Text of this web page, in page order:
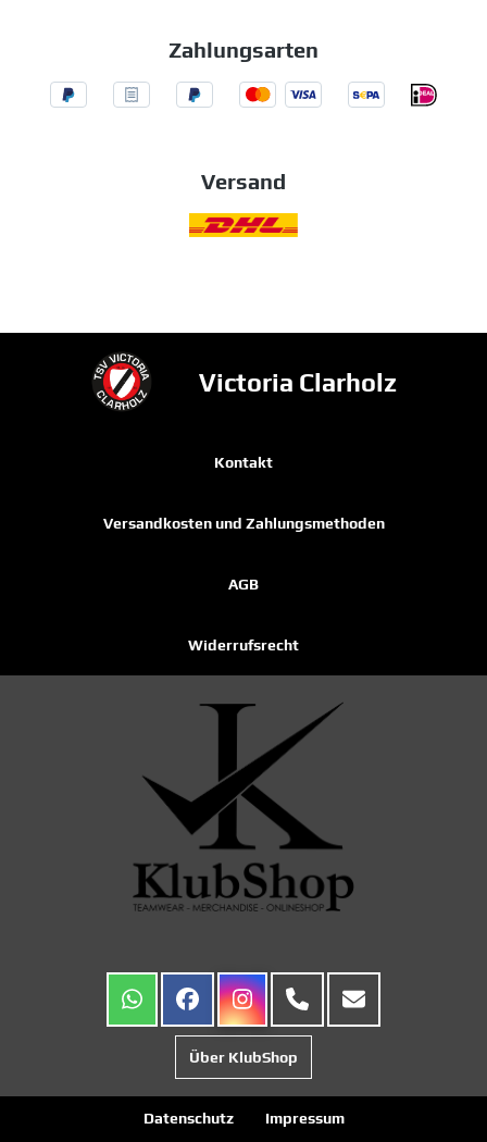
Zahlungsarten
Versand
Victoria Clarholz
Kontakt
Versandkosten und Zahlungsmethoden
AGB
Widerrufsrecht
Über KlubShop
Datenschutz Impressum